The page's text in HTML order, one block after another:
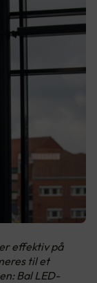
effektiv på
til et
Bal LED-